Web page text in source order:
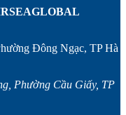
Đông Ngạc, TP Hà
Phường Cầu Giấy, TP